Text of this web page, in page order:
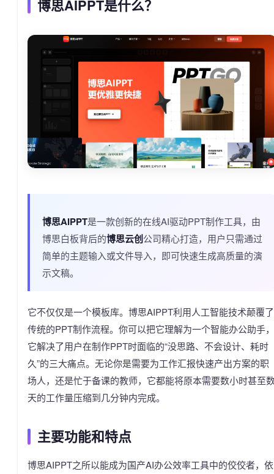
博思AIPPT是什么？
博思AIPPT是一款创新的在线AI驱动PPT制作工具，由
博思白板背后的博思云创公司精心打造，用户只需通过
简单的主题输入或文件导入，即可快速生成高质量的演
示文稿。
它不仅仅是一个模板库。博思AIPPT利用人工智能技术颠覆了
传统的PPT制作流程。你可以把它理解为一个智能办公助手，
它解决了用户在制作PPT时面临的“没思路、不会设计、耗时
久”的三大痛点。无论你是需要为工作汇报快速产出方案的职
场人，还是忙于备课的教师，它都能将原本需要数小时甚至
天的工作量压缩到几分钟内完成。
主要功能和特点
博思AIPPT之所以能成为国产AI办公效率工具中的佼佼者，依